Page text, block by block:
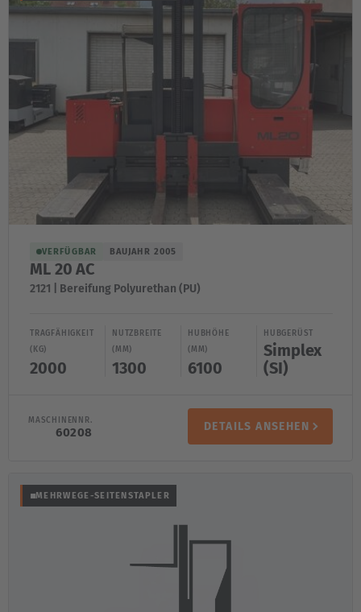
VERFÜGBAR BAUJAHR 2005
ML 20 AC
2121 | Bereifung Polyurethan (PU)
TRAGFÄHIGKEIT
(KG)
2000
NUTZBREITE
(MM)
1300
HUBHÖHE
(MM)
6100
HUBGERÜST
Simplex
(SI)
MASCHINENNR.
60208 DETAILS ANSEHEN
MEHRWEGE-SEITENSTAPLER